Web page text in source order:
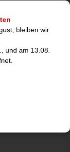
bleiben wir
und am 13.08.